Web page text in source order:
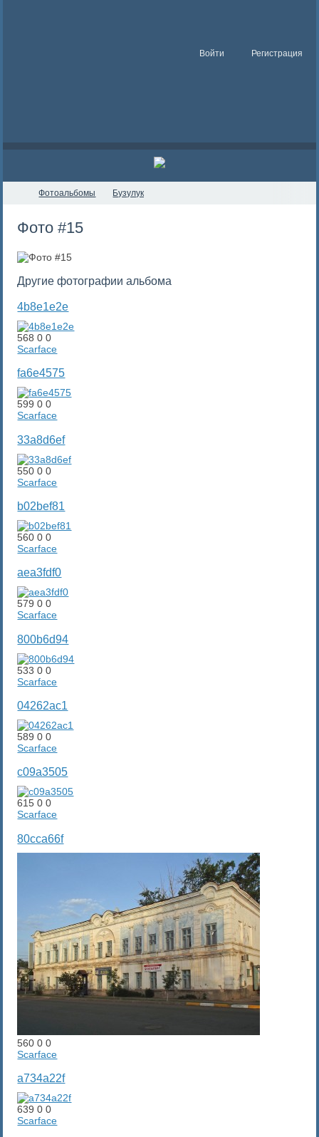
Войти Регистрация
Фотоальбомы Бузулук
Фото #15
Другие фотографии альбома
4b8e1e2e
56800
Scarface
fa6e4575
59900
Scarface
33a8d6ef
55000
Scarface
b02bef81
56000
Scarface
aea3fdf0
57900
Scarface
800b6d94
53300
Scarface
04262ac1
58900
Scarface
c09a3505
61500
Scarface
80cca66f
56000
Scarface
a734a22f
63900
Scarface